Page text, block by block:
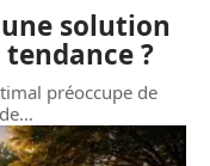
solution
?
préoccupe de
…